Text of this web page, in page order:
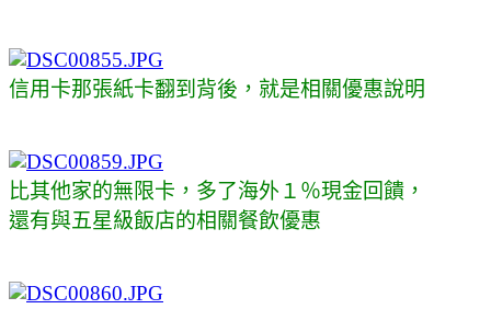
信用卡那張紙卡翻到背後，就是相關優惠說明
比其他家的無限卡，多了海外１％現金回饋，
還有與五星級飯店的相關餐飲優惠